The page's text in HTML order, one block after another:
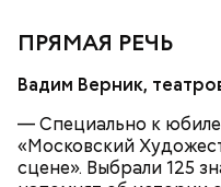
ПРЯМАЯ РЕЧЬ
Вадим Верник,
— Специально к
«Московский
сцене». Выбрали 125
позволяет Ленину
Также в саркофаге
температурой +16
запрещено
снимать на видео.
— В пассажирах не
принципе, все. А так я
говорит с улыбкой